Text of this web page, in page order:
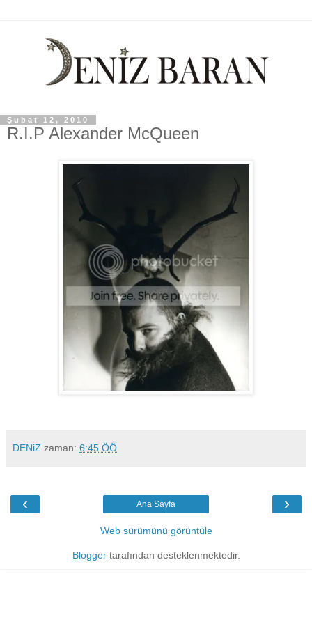
Şubat 12, 2010
R.I.P Alexander McQueen
DENiZ zaman: 6:45 ÖÖ
‹ ›
Ana Sayfa
Web sürümünü görüntüle
Bloggertarafından desteklenmektedir.